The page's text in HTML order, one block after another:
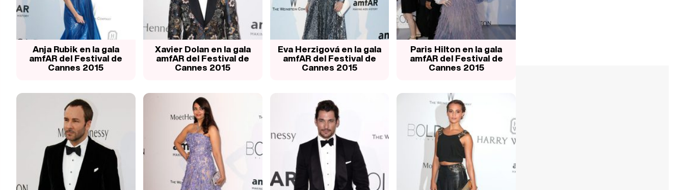
Anja Rubik en la gala
amfAR del Festival de
Cannes 2015
Xavier Dolan en la gala
amfAR del Festival de
Cannes 2015
Eva Herzigová en la gala
amfAR del Festival de
Cannes 2015
Paris Hilton en la gala
amfAR del Festival de
Cannes 2015